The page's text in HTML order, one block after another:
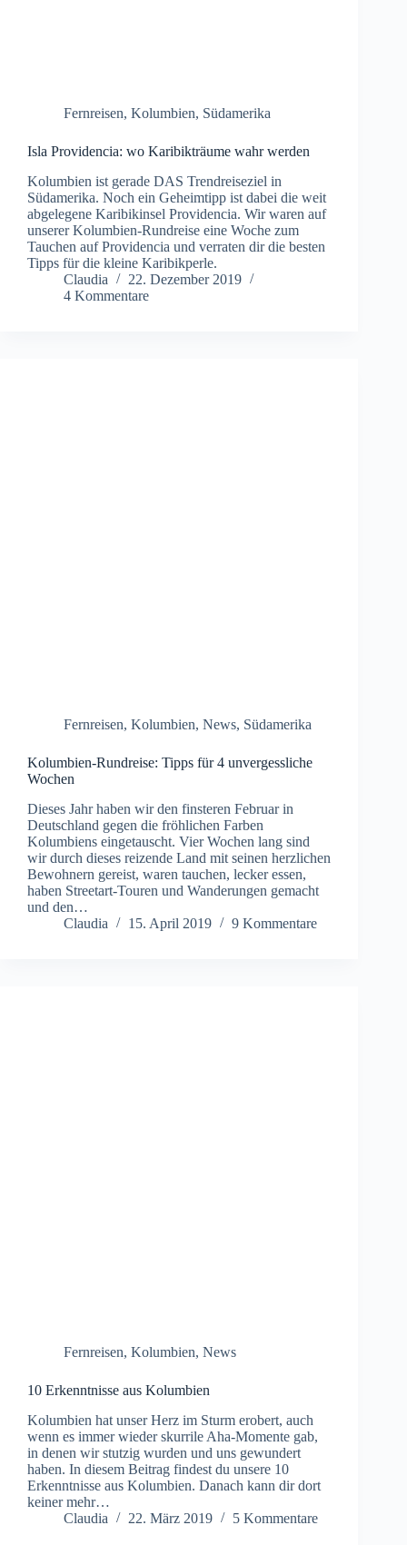
Fernreisen, Kolumbien, Südamerika
Isla Providencia: wo Karibikträume wahr werden
Kolumbien ist gerade DAS Trendreiseziel in
Südamerika. Noch ein Geheimtipp ist dabei die weit
abgelegene Karibikinsel Providencia. Wir waren auf
unserer Kolumbien-Rundreise eine Woche zum
Tauchen auf Providencia und verraten dir die besten
Tipps für die kleine Karibikperle.
Claudia
22. Dezember 2019
4 Kommentare
Fernreisen, Kolumbien, News, Südamerika
Kolumbien-Rundreise: Tipps für 4 unvergessliche
Wochen
Dieses Jahr haben wir den finsteren Februar in
Deutschland gegen die fröhlichen Farben
Kolumbiens eingetauscht. Vier Wochen lang sind
wir durch dieses reizende Land mit seinen herzlichen
Bewohnern gereist, waren tauchen, lecker essen,
haben Streetart-Touren und Wanderungen gemacht
und den…
Claudia
15. April 2019 9 Kommentare
Fernreisen, Kolumbien, News
10 Erkenntnisse aus Kolumbien
Kolumbien hat unser Herz im Sturm erobert, auch
wenn es immer wieder skurrile Aha-Momente gab,
in denen wir stutzig wurden und uns gewundert
haben. In diesem Beitrag findest du unsere 10
Erkenntnisse aus Kolumbien. Danach kann dir dort
keiner mehr…
Claudia
22. März 2019 5 Kommentare